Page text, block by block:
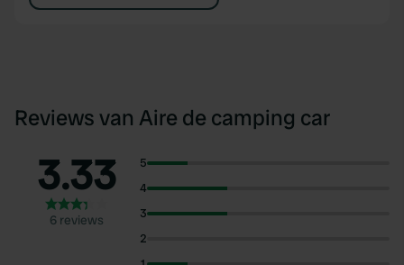
Reviews van Aire de camping car
3.33
6 reviews
5
4
3
2